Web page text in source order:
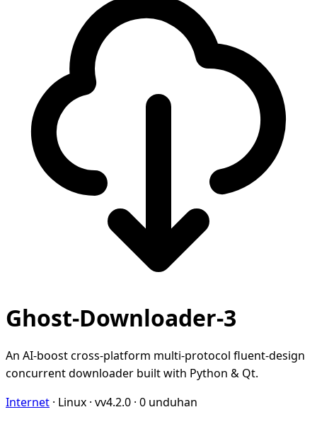
Ghost-Downloader-3
An AI-boost cross-platform multi-protocol fluent-design
concurrent downloader built with Python & Qt.
Internet · Linux · vv4.2.0 · 0 unduhan